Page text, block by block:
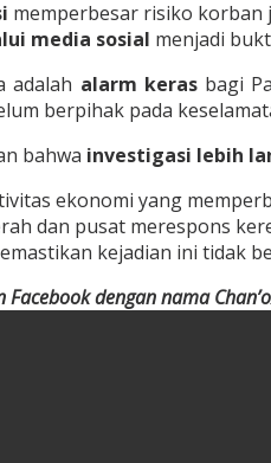
memperbesar risiko korban
media sosial menjadi
adalah alarm kerasbagi
berpihak pada
bahwa investigasi lebih
ekonomi yang
dan pusat merespons
kejadian ini tidak
dengan nama